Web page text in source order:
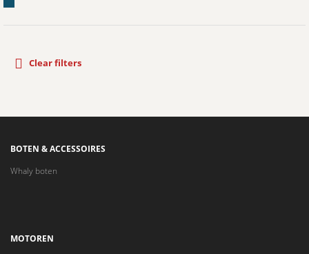
Clear filters
BOTEN & ACCESSOIRES
Whaly boten
MOTOREN